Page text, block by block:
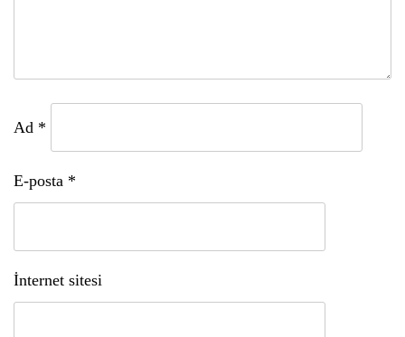
Ad *
E-posta *
İnternet sitesi